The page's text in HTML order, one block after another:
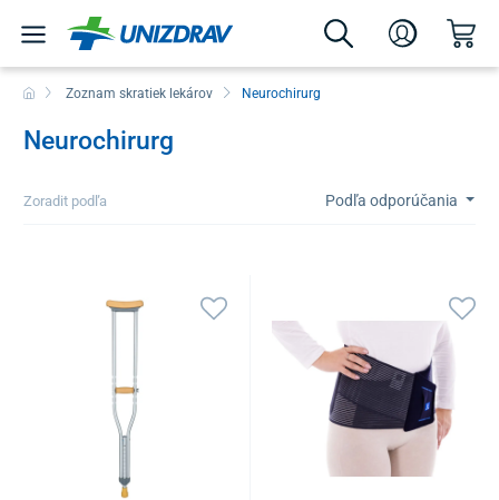
Zoznam skratiek lekárov Neurochirurg
Neurochirurg
Zoradit podľa Podľa odporúčania